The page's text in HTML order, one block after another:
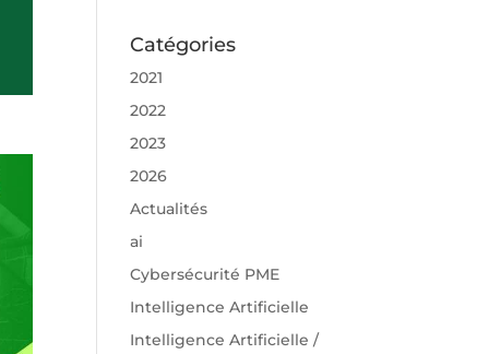
Catégories
2021
2022
2023
2026
Actualités
ai
Cybersécurité PME
Intelligence Artificielle
Intelligence Artificielle /